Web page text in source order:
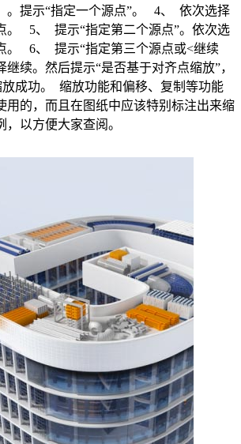
。提示“指定一个源点”。 4、 依次选择
。 5、 提示“指定第二个源点”。依次选
。 6、 提示“指定第三个源点或<继续
继续。然后提示“是否基于对齐点缩放”，
成功。 缩放功能和偏移、复制等功能
用的，而且在图纸中应该特别标注出来缩
以方便大家查阅。